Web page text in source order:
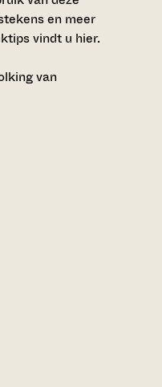
en meer
vindt u hier.
van